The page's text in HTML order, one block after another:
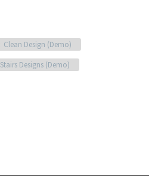
Clean Design (Demo)
Stairs Designs (Demo)